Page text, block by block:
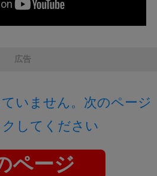
広告
いません。次のページ
してください
ページ